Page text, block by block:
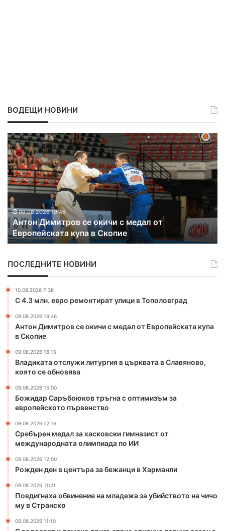
ВОДЕЩИ НОВИНИ
В
л
а
д
и
к
а
т
а
о
т
л
у
ж
и
т
у
р
г
и
в
ц
ъ
р
к
в
а
а
в
С
л
а
в
09.08.2026 16:15
Владиката отслужи литургия в църквата в
Славяново, която се обновява
ПОСЛЕДНИТЕ НОВИНИ
10.08.2026 7:38
С 4.3 млн. евро ремонтират улици в Тополовград
09.08.2026 19:46
Антон Димитров се окичи с медал от Европейската купа
в Скопие
09.08.2026 16:15
Владиката отслужи литургия в църквата в Славяново,
която се обновява
09.08.2026 15:00
Божидар Саръбоюков тръгна с оптимизъм за
европейското първенство
09.08.2026 12:16
Сребърен медал за хасковски гимназист от
международната олимпиада по ИИ
09.08.2026 12:00
Рожден ден в центъра за бежанци в Харманли
09.08.2026 11:21
Повдигнаха обвинение на младежа за убийството на чичо
му в Странско
09.08.2026 11:10